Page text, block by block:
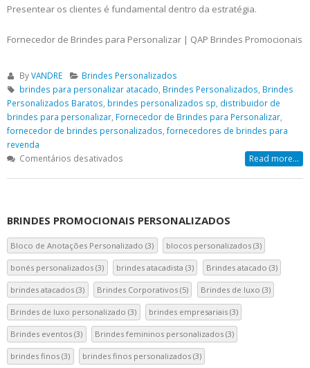
Presentear os clientes é fundamental dentro da estratégia.
Fornecedor de Brindes para Personalizar | QAP Brindes Promocionais
ByVANDRE
Brindes Personalizados
brindes para personalizar atacado, Brindes Personalizados, Brindes
Personalizados Baratos, brindes personalizados sp, distribuidor de
brindes para personalizar, Fornecedor de Brindes para Personalizar,
fornecedor de brindes personalizados, fornecedores de brindes para
revenda
Comentários desativadosem
Personalizar
Read more...
BRINDES PROMOCIONAIS PERSONALIZADOS
Bloco de Anotações Personalizado (3) blocos personalizados (3)
bonés personalizados (3) brindes atacadista (3) Brindes atacado (3)
brindes atacados (3) Brindes Corporativos (5) Brindes de luxo (3)
Brindes de luxo personalizado (3) brindes empresariais (3)
Brindes eventos (3) Brindes femininos personalizados (3)
brindes finos (3) brindes finos personalizados (3)